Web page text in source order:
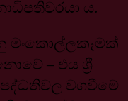
ය.
මංකොල්ලකෑමක්
– එය ශ්‍රී
පද්ධතිවල වගවීමේ